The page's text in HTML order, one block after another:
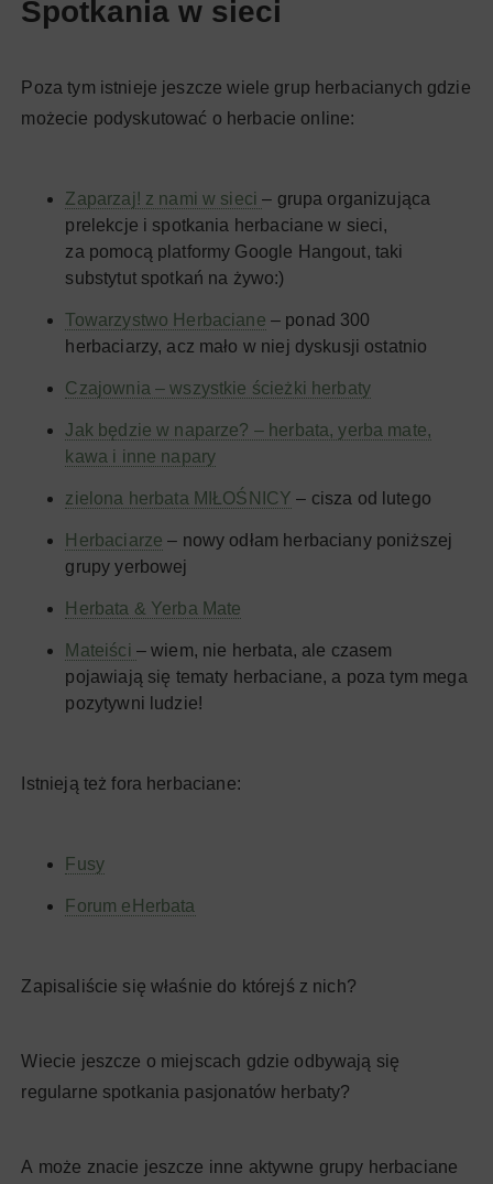
Spotkania w sieci
Poza tym istnieje jeszcze wiele grup herbacianych gdzie
możecie podyskutować o herbacie online:
Zaparzaj! z nami w sieci– grupa organizująca
prelekcje i spotkania herbaciane w sieci,
za pomocą platformy Google Hangout, taki
substytut spotkań na żywo:)
Towarzystwo Herbaciane – ponad 300
herbaciarzy, acz mało w niej dyskusji ostatnio
Czajownia – wszystkie ścieżki herbaty
Jak będzie w naparze? – herbata, yerba mate,
kawa i inne napary
zielona herbata MIŁOŚNICY – cisza od lutego
Herbaciarze – nowy odłam herbaciany poniższej
grupy yerbowej
Herbata & Yerba Mate
Mateiści – wiem, nie herbata, ale czasem
pojawiają się tematy herbaciane, a poza tym mega
pozytywni ludzie!
Istnieją też fora herbaciane:
Fusy
Forum eHerbata
Zapisaliście się właśnie do którejś z nich?
Wiecie jeszcze o miejscach gdzie odbywają się
regularne spotkania pasjonatów herbaty?
A może znacie jeszcze inne aktywne grupy herbaciane